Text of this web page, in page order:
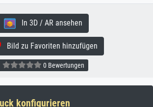
In 3D / AR ansehen
Bild zu Favoriten hinzufügen
0 Bewertungen
konfigurieren